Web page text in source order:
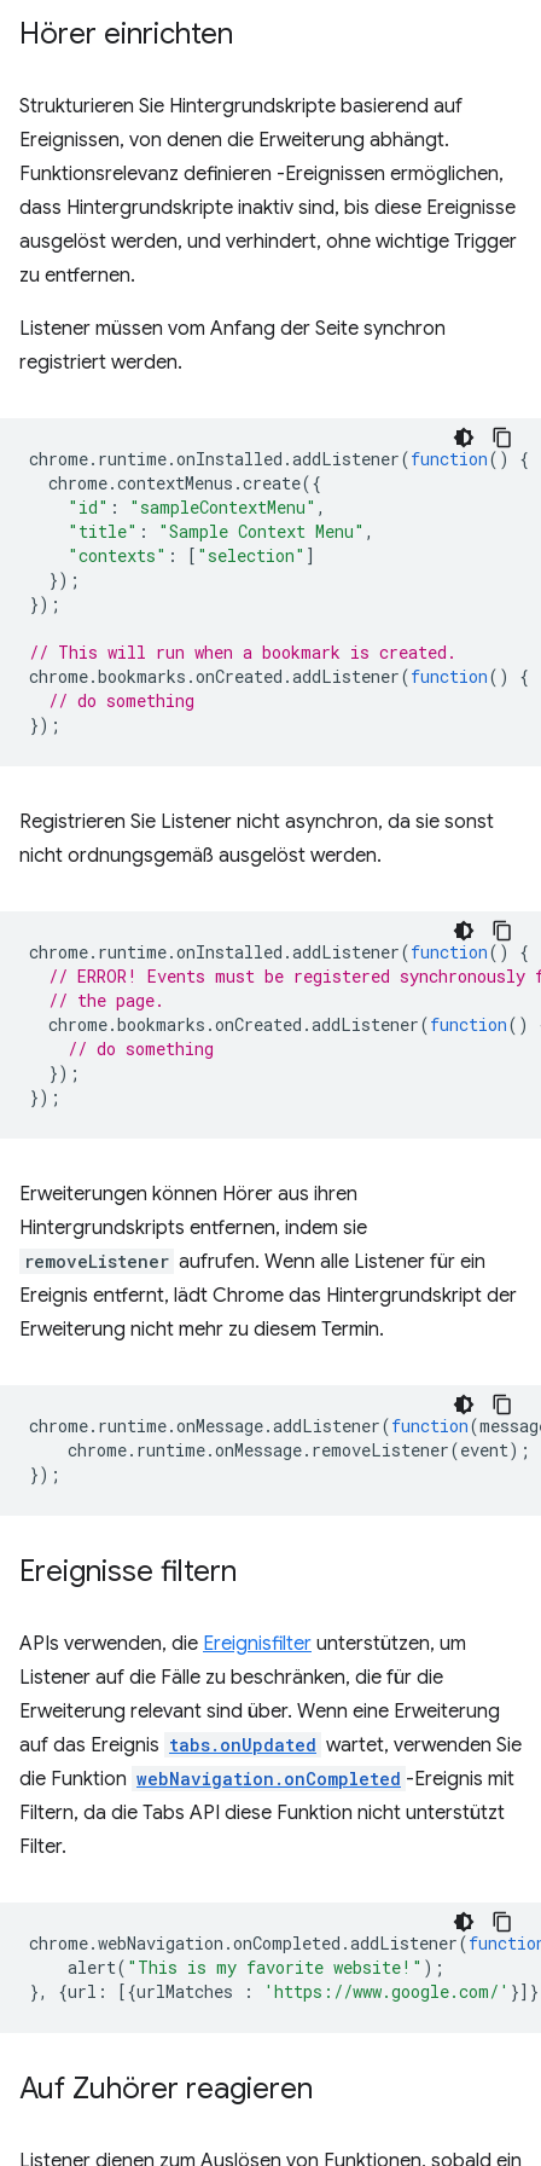
Hörer einrichten
Strukturieren Sie Hintergrundskripte basierend auf
Ereignissen, von denen die Erweiterung abhängt.
Funktionsrelevanz definieren -Ereignissen ermöglichen,
dass Hintergrundskripte inaktiv sind, bis diese Ereignisse
ausgelöst werden, und verhindert, ohne wichtige Trigger
zu entfernen.
Listener müssen vom Anfang der Seite synchron
registriert werden.
chrome. runtime.onInstalled .addListener(function()
{
chrome.contextMenus .create({
"id" : "sampleContextMenu" ,
"title" : "Sample Context Menu" ,
"contexts" : [ "selection" ]
});
});
// This will run when a bookmark is created.
chrome.bookmarks .onCreated .addListener(function()
{
// do something
});
Registrieren Sie Listener nicht asynchron, da sie sonst
nicht ordnungsgemäß ausgelöst werden.
chrome. runtime.onInstalled .addListener(function()
{
// ERROR! Events must be registered
// the page.
chrome.bookmarks .onCreated .addListener(function()
// do something
});
});
Erweiterungen können Hörer aus ihren
Hintergrundskripts entfernen, indem sie
removeListener aufrufen. Wenn alle Listener für ein
Ereignis entfernt, lädt Chrome das Hintergrundskript der
Erweiterung nicht mehr zu diesem Termin.
chrome. runtime.onMessage.addListener(function(
chrome. runtime.onMessage. removeListener(event);
});
Ereignisse filtern
APIs verwenden, die Ereignisfilter unterstützen, um
Listener auf die Fälle zu beschränken, die für die
Erweiterung relevant sind über. Wenn eine Erweiterung
auf das Ereignis tabs.onUpdated wartet, verwenden Sie
die Funktion webNavigation.onCompleted -Ereignis mit
Filtern, da die Tabs API diese Funktion nicht unterstützt
Filter.
chrome.webNavigation .onCompleted .addListener(
alert( "This is my favorite website!" );
},
{url : [{urlMatches : 'https://www.google.com/'
Auf Zuhörer reagieren
Listener dienen zum Auslösen von Funktionen, sobald ein